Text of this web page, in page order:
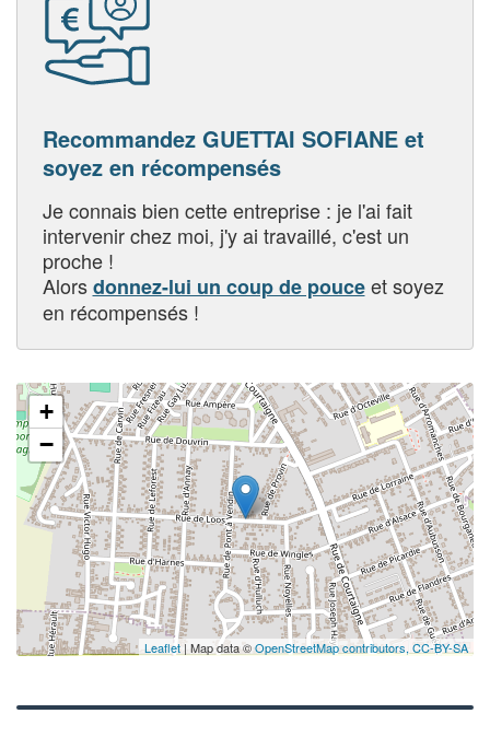
Recommandez GUETTAI SOFIANE et
soyez en récompensés
Je connais bien cette entreprise : je l'ai fait
intervenir chez moi, j'y ai travaillé, c'est un
proche !
Alorsdonnez-lui un coup de pouceet soyez
en récompensés !
+
−
Leaflet | Map data ©OpenStreetMap contributors, CC-BY-SA